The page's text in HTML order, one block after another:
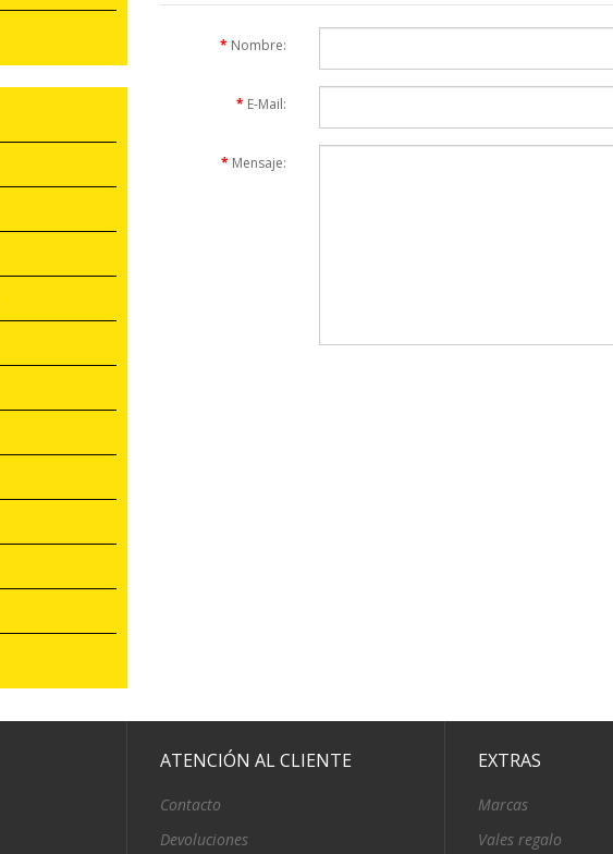
Nombre:
E-Mail:
Mensaje:
ATENCIÓN AL CLIENTE
Contacto
Devoluciones
EXTRAS
Marcas
Vales regalo